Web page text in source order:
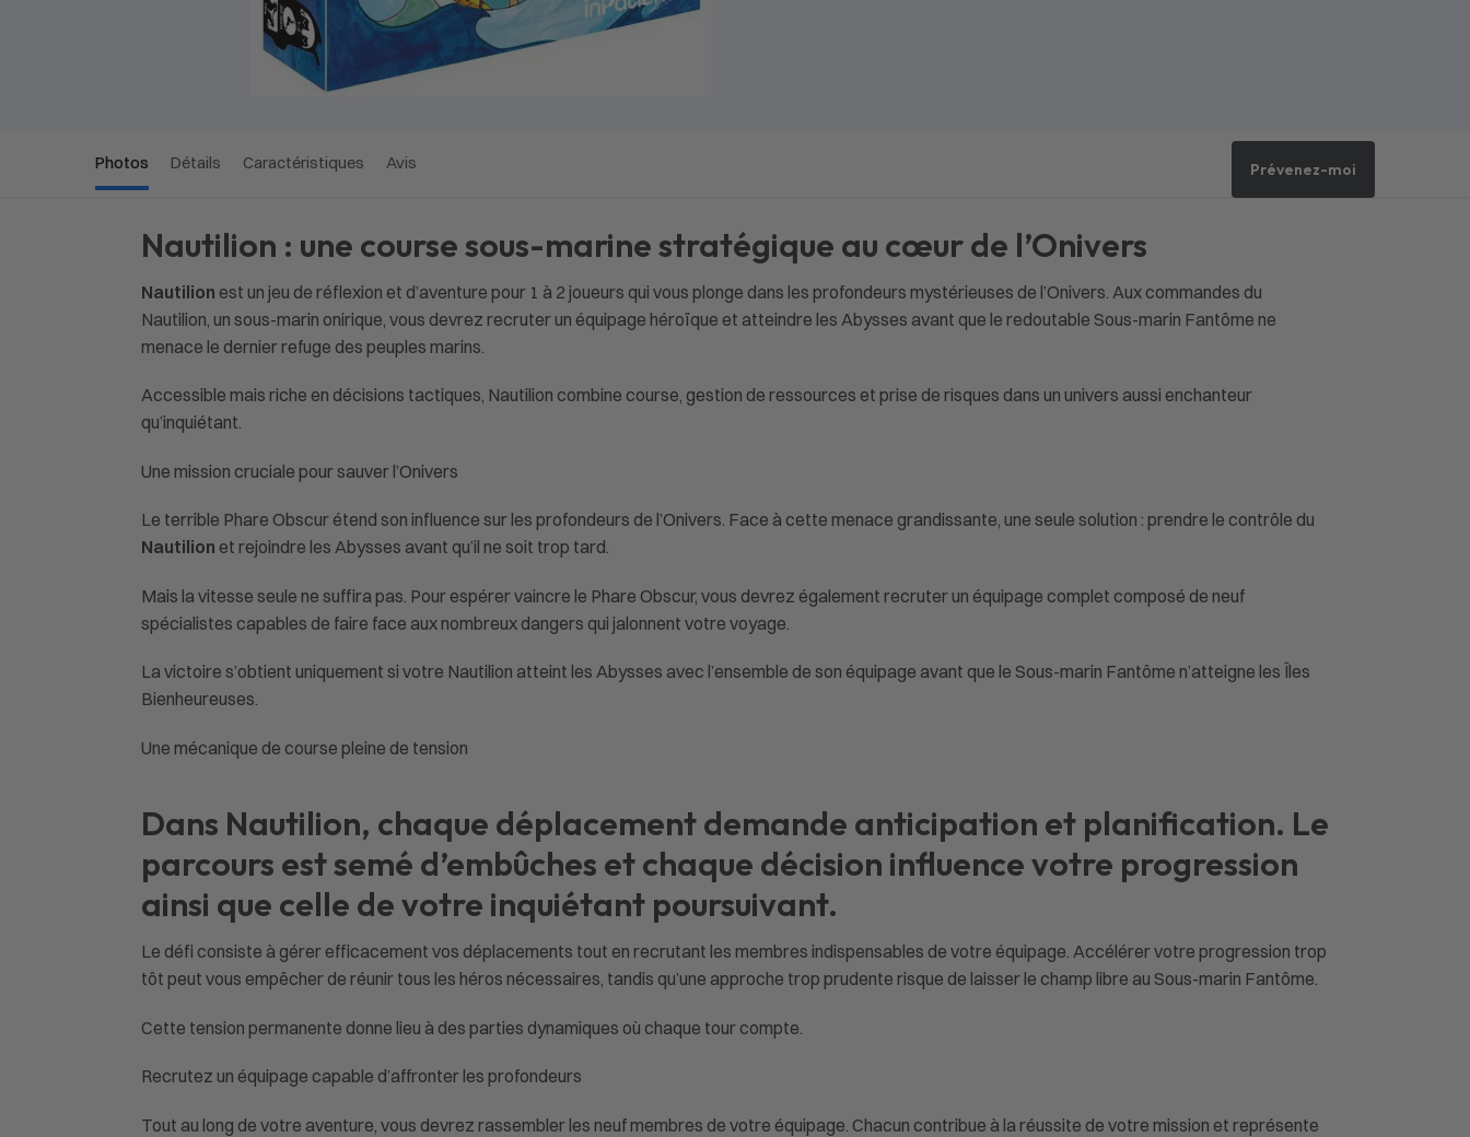
Photos Détails Caractéristiques Avis Prévenez-moi
Nautilion : une course sous-marine stratégique au cœur de l’Onivers
Nautilion est un jeu de réflexion et d’aventure pour 1 à 2 joueurs qui vous plonge dans les profondeurs mystérieuses de l’Onivers. Aux commandes du
Nautilion, un sous-marin onirique, vous devrez recruter un équipage héroïque et atteindre les Abysses avant que le redoutable Sous-marin Fantôme ne
menace le dernier refuge des peuples marins.
Accessible mais riche en décisions tactiques, Nautilion combine course, gestion de ressources et prise de risques dans un univers aussi enchanteur
qu’inquiétant.
Une mission cruciale pour sauver l’Onivers
Le terrible Phare Obscur étend son influence sur les profondeurs de l’Onivers. Face à cette menace grandissante, une seule solution : prendre le contrôle du
Nautilion et rejoindre les Abysses avant qu’il ne soit trop tard.
Mais la vitesse seule ne suffira pas. Pour espérer vaincre le Phare Obscur, vous devrez également recruter un équipage complet composé de neuf
spécialistes capables de faire face aux nombreux dangers qui jalonnent votre voyage.
La victoire s’obtient uniquement si votre Nautilion atteint les Abysses avec l’ensemble de son équipage avant que le Sous-marin Fantôme n’atteigne les Îles
Bienheureuses.
Une mécanique de course pleine de tension
Dans Nautilion, chaque déplacement demande anticipation et planification. Le
parcours est semé d’embûches et chaque décision influence votre progression
ainsi que celle de votre inquiétant poursuivant.
Le défi consiste à gérer efficacement vos déplacements tout en recrutant les membres indispensables de votre équipage. Accélérer votre progression trop
tôt peut vous empêcher de réunir tous les héros nécessaires, tandis qu’une approche trop prudente risque de laisser le champ libre au Sous-marin Fantôme.
Cette tension permanente donne lieu à des parties dynamiques où chaque tour compte.
Recrutez un équipage capable d’affronter les profondeurs
Tout au long de votre aventure, vous devrez rassembler les neuf membres de votre équipage. Chacun contribue à la réussite de votre mission et représente